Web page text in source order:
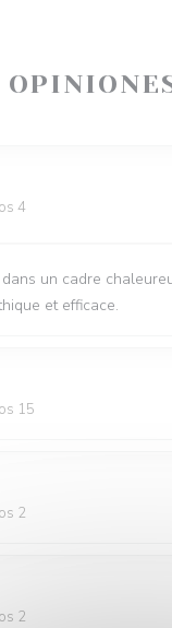
4
un cadre
et efficace.
15
2
2